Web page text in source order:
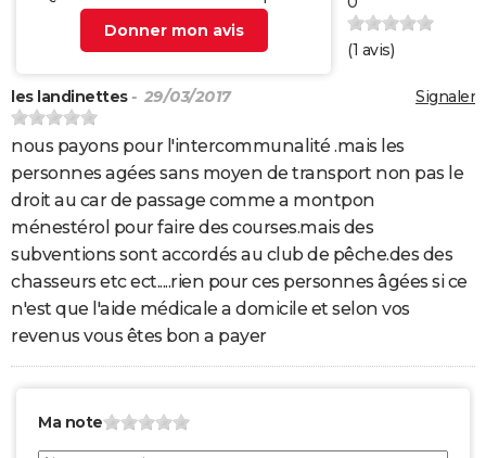
Donner mon avis
(1 avis)
Signaler
les landinettes- 29/03/2017
nous payons pour l'intercommunalité .mais les
personnes agées sans moyen de transport non pas le
droit au car de passage comme a montpon
ménestérol pour faire des courses.mais des
subventions sont accordés au club de pêche.des des
chasseurs etc ect.....rien pour ces personnes âgées si ce
n'est que l'aide médicale a domicile et selon vos
revenus vous êtes bon a payer
Ma note